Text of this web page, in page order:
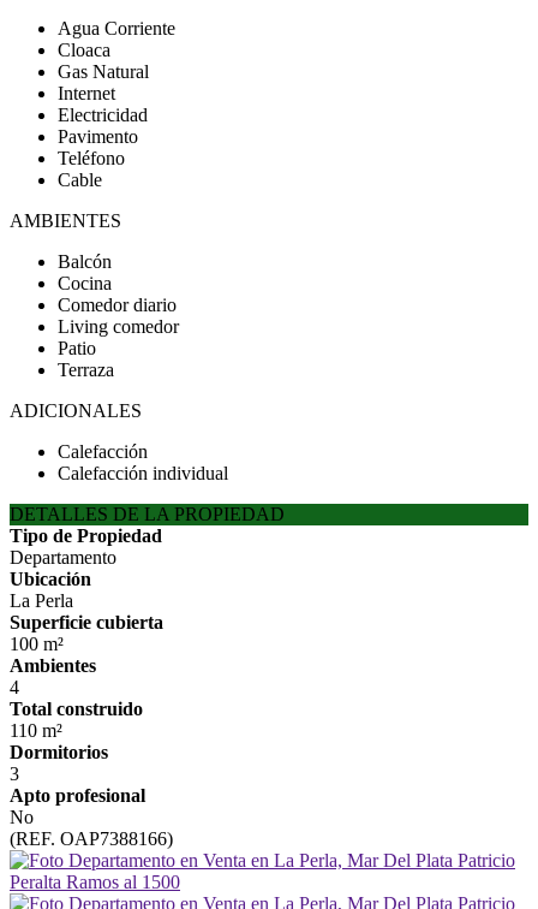
Agua Corriente
Cloaca
Gas Natural
Internet
Electricidad
Pavimento
Teléfono
Cable
AMBIENTES
Balcón
Cocina
Comedor diario
Living comedor
Patio
Terraza
ADICIONALES
Calefacción
Calefacción individual
DETALLES DE LA PROPIEDAD
Tipo de Propiedad
Departamento
Ubicación
La Perla
Superficie cubierta
100 m²
Ambientes
4
Total construido
110 m²
Dormitorios
3
Apto profesional
No
(REF. OAP7388166)